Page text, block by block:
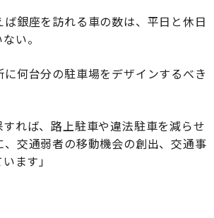
銀座を訪れる車の数は、平日と休日
い。
何台分の駐車場をデザインするべき
れば、路上駐車や違法駐車を減らせ
交通弱者の移動機会の創出、交通事
ます」